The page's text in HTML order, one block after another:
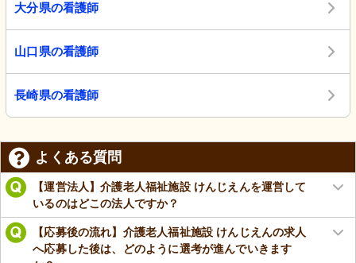
大分県の看護師
山口県の看護師
長崎県の看護師
よくある質問
【運営法人】介護老人福祉施設 けんじえんを運営して
いるのはどこの法人ですか？
【応募後の流れ】介護老人福祉施設 けんじえんの求人
へ応募した後は、どのように選考が進んでいきます